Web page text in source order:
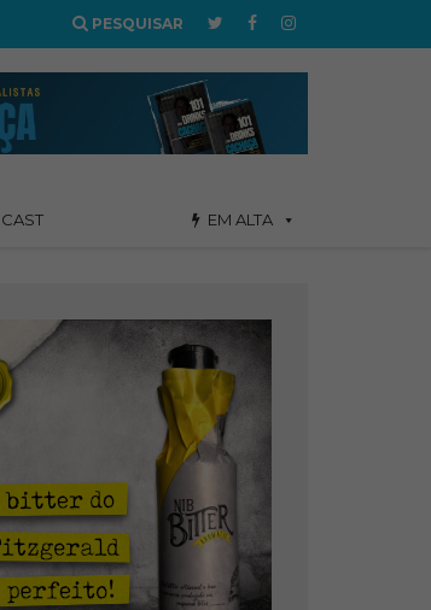
PESQUISAR
EM ALTA